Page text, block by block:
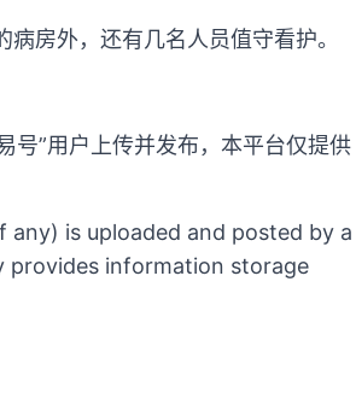
房外，还有几名人员值守看护。
号”用户上传并发布，本平台仅提供
is uploaded and posted by a
provides information storage